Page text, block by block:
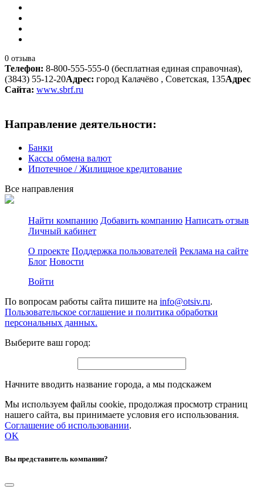
0 отзыва
Телефон: 8-800-555-555-0 (бесплатная единая справочная),
(3843) 55-12-20Адрес: город Калачёво , Советская, 135Адрес
Сайта: www.sbrf.ru
Направление деятельности:
Банки
Кассы обмена валют
Ипотечное / Жилищное кредитование
Все направления
Найти компанию Добавить компанию Написать отзыв
Личный кабинет
О проекте Поддержка пользователей Реклама на сайте
Блог Новости
Войти
По вопросам работы сайта пишите на info@otsiv.ru.
Пользовательское соглашение и политика обработки
персональных данных.
Выберите ваш город:
Начните вводить название города, а мы подскажем
Мы используем файлы cookie, продолжая просмотр страниц
нашего сайта, вы принимаете условия его использования.
Соглашение об использовании.
OK
Вы представитель компании?